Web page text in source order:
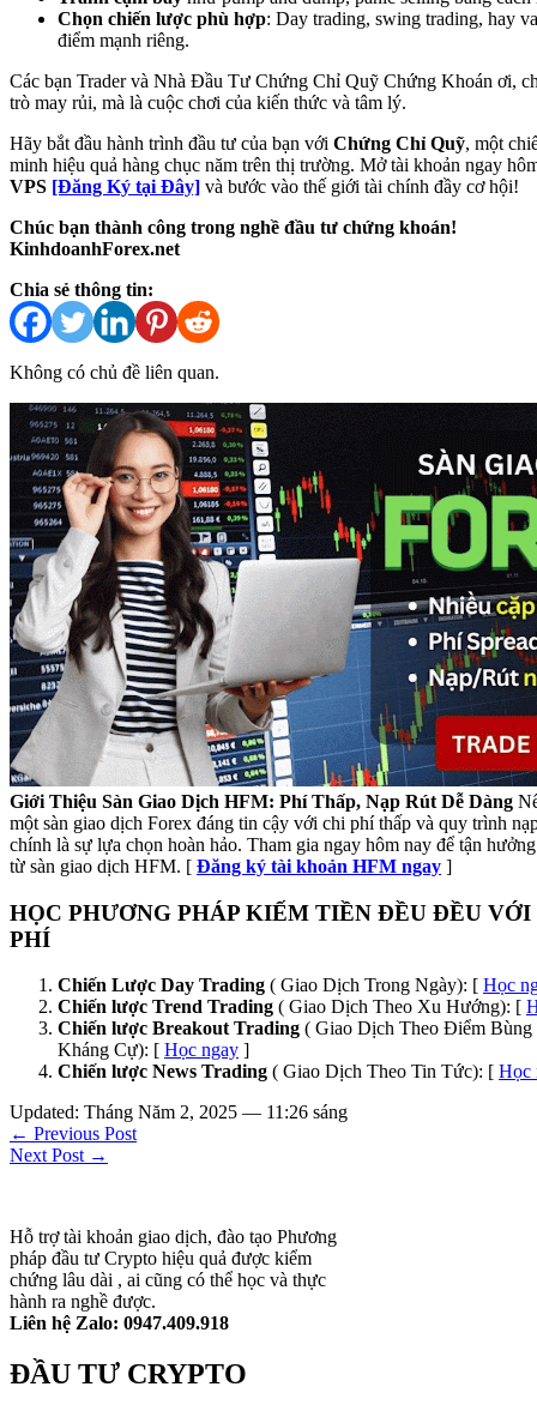
Chọn chiến lược phù hợp: Day trading, swing trading, hay
điểm mạnh riêng.
Các bạn Trader và Nhà Đầu Tư Chứng Chỉ Quỹ Chứng Khoán ơi,
trò may rủi, mà là cuộc chơi của kiến thức và tâm lý.
Hãy bắt đầu hành trình đầu tư của bạn với Chứng Chỉ Quỹ, một
minh hiệu quả hàng chục năm trên thị trường. Mở tài khoản ngay
VPS [Đăng Ký tại Đây] và bước vào thế giới tài chính đầy cơ hội!
Chúc bạn thành công trong nghề đầu tư chứng khoán!
KinhdoanhForex.net
Chia sẻ thông tin:
Không có chủ đề liên quan.
Giới Thiệu Sàn Giao Dịch HFM: Phí Thấp, Nạp Rút Dễ Dàng
một sàn giao dịch Forex đáng tin cậy với chi phí thấp và quy trình
chính là sự lựa chọn hoàn hảo. Tham gia ngay hôm nay để tận
từ sàn giao dịch HFM. [ Đăng ký tài khoản HFM ngay ]
HỌC PHƯƠNG PHÁP KIẾM TIỀN ĐỀU ĐỀU
PHÍ
Chiến Lược Day Trading ( Giao Dịch Trong Ngày): [ Học
Chiến lược Trend Trading ( Giao Dịch Theo Xu Hướng): [
Chiến lược Breakout Trading ( Giao Dịch Theo Điểm Bùng
Kháng Cự): [ Học ngay ]
Chiến lược News Trading ( Giao Dịch Theo Tin Tức): [ Học
Updated: Tháng Năm 2, 2025 — 11:26 sáng
← Previous Post
Next Post →
Hỗ trợ tài khoản giao dịch, đào tạo Phương
pháp đầu tư Crypto hiệu quả được kiểm
chứng lâu dài , ai cũng có thể học và thực
hành ra nghề được.
Liên hệ Zalo: 0947.409.918
ĐẦU TƯ CRYPTO